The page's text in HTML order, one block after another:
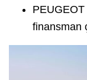
finansman